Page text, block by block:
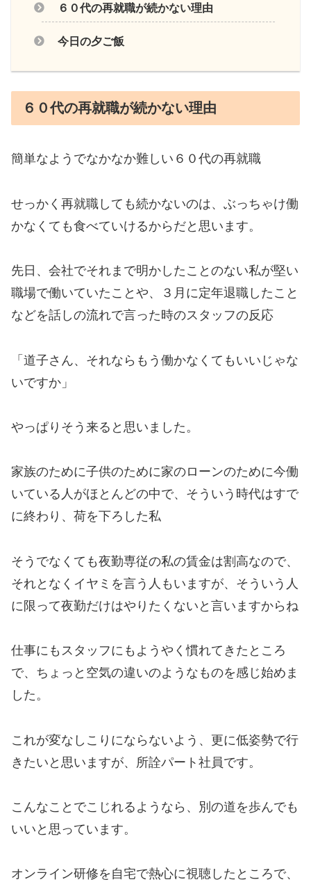
６０代の再就職が続かない理由
今日の夕ご飯
６０代の再就職が続かない理由
簡単なようでなかなか難しい６０代の再就職
せっかく再就職しても続かないのは、ぶっちゃけ働
かなくても食べていけるからだと思います。
先日、会社でそれまで明かしたことのない私が堅い
職場で働いていたことや、３月に定年退職したこと
などを話しの流れで言った時のスタッフの反応
「道子さん、それならもう働かなくてもいいじゃな
いですか」
やっぱりそう来ると思いました。
家族のために子供のために家のローンのために今働
いている人がほとんどの中で、そういう時代はすで
に終わり、荷を下ろした私
そうでなくても夜勤専従の私の賃金は割高なので、
それとなくイヤミを言う人もいますが、そういう人
に限って夜勤だけはやりたくないと言いますからね
仕事にもスタッフにもようやく慣れてきたところ
で、ちょっと空気の違いのようなものを感じ始めま
した。
これが変なしこりにならないよう、更に低姿勢で行
きたいと思いますが、所詮パート社員です。
こんなことでこじれるようなら、別の道を歩んでも
いいと思っています。
オンライン研修を自宅で熱心に視聴したところで、